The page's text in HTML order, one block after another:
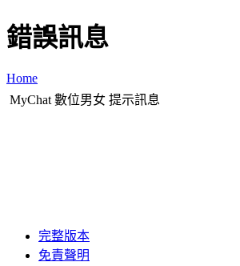
錯誤訊息
Home
MyChat 數位男女 提示訊息
完整版本
免責聲明